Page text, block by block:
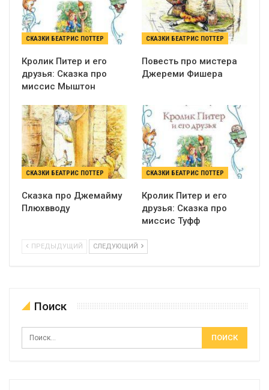
СКАЗКИ БЕАТРИС ПОТТЕР
Кролик Питер и его
друзья: Сказка про
миссис Мыштон
СКАЗКИ БЕАТРИС ПОТТЕР
Повесть про мистера
Джереми Фишера
СКАЗКИ БЕАТРИС ПОТТЕР
Сказка про Джемайму
Плюхвводу
СКАЗКИ БЕАТРИС ПОТТЕР
Кролик Питер и его
друзья: Сказка про
миссис Туфф
ПРЕДЫДУЩИЙ СЛЕДУЮЩИЙ
Поиск